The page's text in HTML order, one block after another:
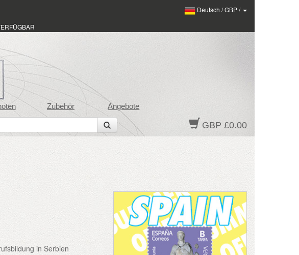
Deutsch /GBP/
Zubehör Angebote
GBP £0.00
in Serbien